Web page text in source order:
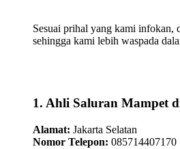
Sesuai prihal yang kami infokan,
sehingga kami lebih waspada
1. Ahli Saluran Mampet
Alamat: Jakarta Selatan
Nomor Telepon: 085714407170